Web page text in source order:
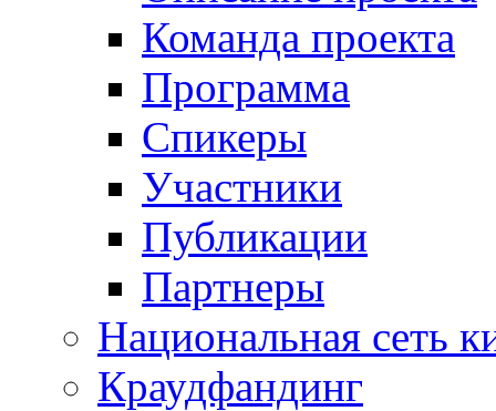
Команда проекта
Программа
Спикеры
Участники
Публикации
Партнеры
Национальная сеть
Краудфандинг